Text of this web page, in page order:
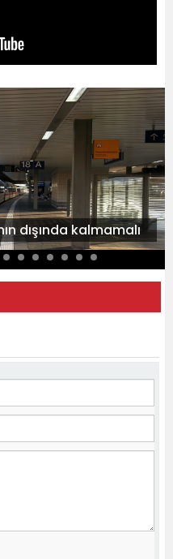
dışında kalmamalı